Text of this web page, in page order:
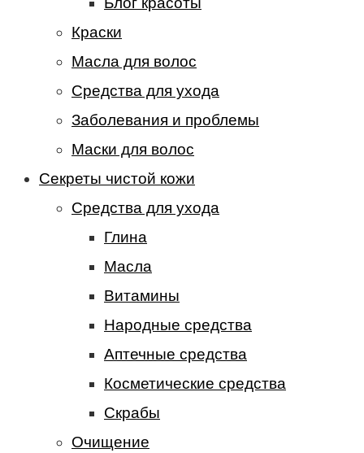
Краски
Масла для волос
Средства для ухода
Заболевания и проблемы
Маски для волос
Секреты чистой кожи
Средства для ухода
Глина
Масла
Витамины
Народные средства
Аптечные средства
Косметические средства
Скрабы
Очищение